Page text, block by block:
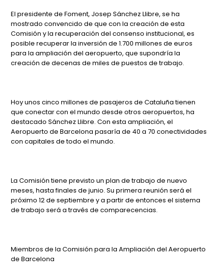
El presidente de Foment, Josep Sánchez Llibre, se ha
mostrado convencido de que con la creación de esta
Comisión y la recuperación del consenso institucional, es
posible recuperar la inversión de 1.700 millones de euros
para la ampliación del aeropuerto, que supondría la
creación de decenas de miles de puestos de trabajo.
Hoy unos cinco millones de pasajeros de Cataluña tienen
que conectar con el mundo desde otros aeropuertos, ha
destacado Sánchez Llibre. Con esta ampliación, el
Aeropuerto de Barcelona pasaría de 40 a 70 conectividades
con capitales de todo el mundo.
La Comisión tiene previsto un plan de trabajo de nuevo
meses, hasta finales de junio. Su primera reunión será el
próximo 12 de septiembre y a partir de entonces el sistema
de trabajo será a través de comparecencias.
Miembros de la Comisión para la Ampliación del Aeropuerto
de Barcelona